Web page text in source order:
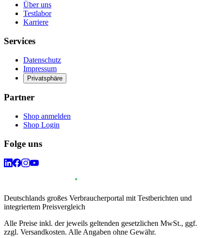
Über uns
Testlabor
Karriere
Services
Datenschutz
Impressum
Privatsphäre
Partner
Shop anmelden
Shop Login
Folge uns
Deutschlands großes Verbraucherportal mit Testberichten und
integriertem Preisvergleich
Alle Preise inkl. der jeweils geltenden gesetzlichen MwSt., ggf.
zzgl. Versandkosten. Alle Angaben ohne Gewähr.